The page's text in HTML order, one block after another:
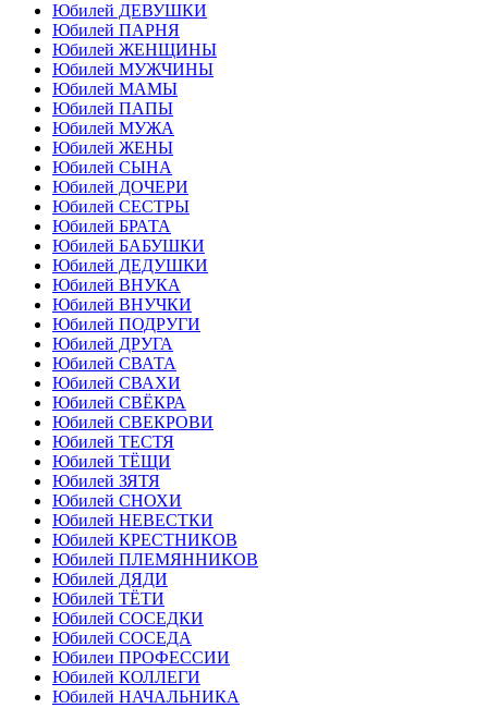
Юбилей ДЕВУШКИ
Юбилей ПАРНЯ
Юбилей ЖЕНЩИНЫ
Юбилей МУЖЧИНЫ
Юбилей МАМЫ
Юбилей ПАПЫ
Юбилей МУЖА
Юбилей ЖЕНЫ
Юбилей СЫНА
Юбилей ДОЧЕРИ
Юбилей СЕСТРЫ
Юбилей БРАТА
Юбилей БАБУШКИ
Юбилей ДЕДУШКИ
Юбилей ВНУКА
Юбилей ВНУЧКИ
Юбилей ПОДРУГИ
Юбилей ДРУГА
Юбилей СВАТА
Юбилей СВАХИ
Юбилей СВЁКРА
Юбилей СВЕКРОВИ
Юбилей ТЕСТЯ
Юбилей ТЁЩИ
Юбилей ЗЯТЯ
Юбилей СНОХИ
Юбилей НЕВЕСТКИ
Юбилей КРЕСТНИКОВ
Юбилей ПЛЕМЯННИКОВ
Юбилей ДЯДИ
Юбилей ТЁТИ
Юбилей СОСЕДКИ
Юбилей СОСЕДА
Юбилеи ПРОФЕССИИ
Юбилей КОЛЛЕГИ
Юбилей НАЧАЛЬНИКА